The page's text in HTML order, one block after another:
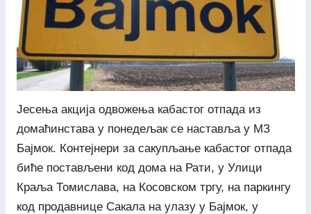
Јесења акција одвожења кабастог отпада из
домаћинстава у понедељак се наставља у МЗ
Бајмок. Контејнери за сакупљање кабастог отпада
биће постављени код дома на Рати, у Улици
Краља Томислава, на Косовском тргу, на паркингу
код продавнице Сакала на улазу у Бајмок, у